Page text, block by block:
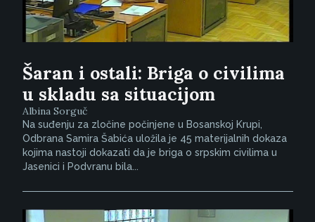
Šaran i ostali: Briga o civilima
u skladu sa situacijom
Albina Sorguč
Na suđenju za zločine počinjene u Bosanskoj Krupi,
Odbrana Samira Šabića uložila je 45 materijalnih dokaza
kojima nastoji dokazati da je briga o srpskim civilima u
Jasenici i Podvranu bila...